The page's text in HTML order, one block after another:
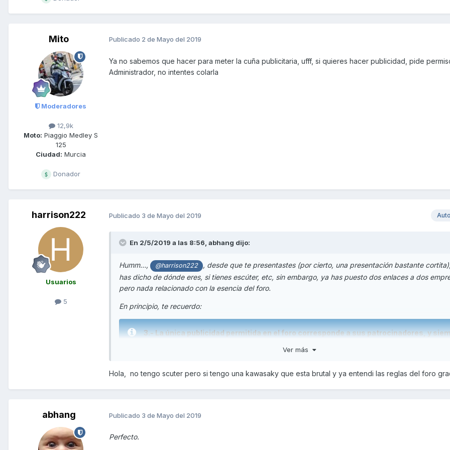
Mito
Moderadores
12,9k
Moto: Piaggio Medley S
125
Ciudad: Murcia
Donador
Publicado 2 de Mayo del 2019
Ya no sabemos que hacer para meter la cuña publicitaria, ufff, si quieres hacer publicidad, pide
Administrador, no intentes colarla
harrison222
Usuarios
5
Publicado 3 de Mayo del 2019
En 2/5/2019 a las 8:56, abhang dijo:
Humm…, @harrison222
, desde que te presentastes (por cierto, una presentación bastante
has dicho de dónde eres, si tienes escúter, etc, sin embargo, ya has puesto dos enlaces a dos
pero nada relacionado con la esencia del foro.
En principio, te recuerdo:
3.- La única publicidad permitida en el foro corresponde a sus patrocinadores, y
página renuncia a insertar muchos tipos de publicidad, banners promocionales, etc...
y pensad además que la inmensa mayoría de miembros del foro realizan una
profesional de una u otra clase y no la publicitan ni promocionan en forma alguna,
Ver más
Hola, no tengo scuter pero si tengo una kawasaky que esta brutal y ya entendi las reglas del foro
abhang Publicado 3 de Mayo del 2019
Perfecto.